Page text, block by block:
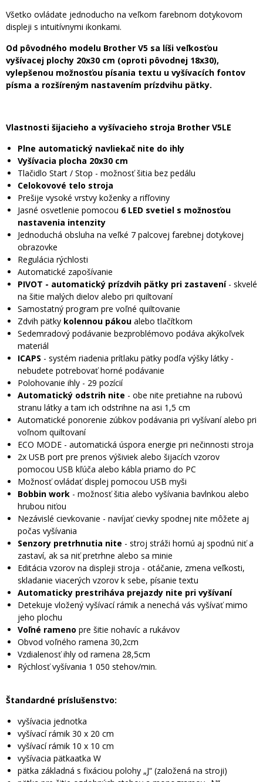
Všetko ovládate jednoducho na veľkom farebnom dotykovom
displeji s intuitívnymi ikonkami.
Od pôvodného modelu Brother V5 sa líši veľkosťou
vyšívacej plochy 20x30 cm (oproti pôvodnej 18x30),
vylepšenou možnosťou písania textu u vyšívacích fontov
písma a rozšíreným nastavením prízdvihu pätky.
Vlastnosti šijacieho a vyšívacieho stroja Brother V5LE
Plne automatický navliekač nite do ihly
Vyšívacia plocha 20x30 cm
Tlačidlo Start / Stop - možnosť šitia bez pedálu
Celokovové telo stroja
Prešije vysoké vrstvy koženky a rifľoviny
Jasné osvetlenie pomocou 6 LED svetiel s možnosťou
nastavenia intenzity
Jednoduchá obsluha na veľké 7 palcovej farebnej dotykovej
obrazovke
Regulácia rýchlosti
Automatické zapošívanie
PIVOT - automatický prízdvih pätky pri zastavení- skvelé
na šitie malých dielov alebo pri quiltovaní
Samostatný program pre voľné quiltovanie
Zdvih pätky kolennou pákou alebo tlačítkom
Sedemradový podávanie bezproblémovo podáva akýkoľvek
materiál
ICAPS - systém riadenia prítlaku pätky podľa výšky látky -
nebudete potrebovať horné podávanie
Polohovanie ihly - 29 pozícií
Automatický odstrih nite - obe nite pretiahne na rubovú
stranu látky a tam ich odstrihne na asi 1,5 cm
Automatické ponorenie zúbkov podávania pri vyšívaní alebo pri
voľnom quiltovaní
ECO MODE - automatická úspora energie pri nečinnosti stroja
2x USB port pre prenos výšiviek alebo šijacích vzorov
pomocou USB kľúča alebo kábla priamo do PC
Možnosť ovládať displej pomocou USB myši
Bobbin work - možnosť šitia alebo vyšívania bavlnkou alebo
hrubou niťou
Nezávislé cievkovanie - navíjať cievky spodnej nite môžete aj
počas vyšívania
Senzory pretrhnutia nite - stroj stráži hornú aj spodnú niť a
zastaví, ak sa niť pretrhne alebo sa minie
Editácia vzorov na displeji stroja - otáčanie, zmena veľkosti,
skladanie viacerých vzorov k sebe, písanie textu
Automaticky prestriháva prejazdy nite pri vyšívaní
Detekuje vložený vyšívací rámik a nenechá vás vyšívať mimo
jeho plochu
Voľné rameno pre šitie nohavíc a rukávov
Obvod voľného ramena 30,2cm
Vzdialenosť ihly od ramena 28,5cm
Rýchlosť vyšívania 1 050 stehov/min.
Štandardné príslušenstvo:
vyšívacia jednotka
vyšívací rámik 30 x 20 cm
vyšívací rámik 10 x 10 cm
vyšívacia pätkaatka W
pätka základná s fixáciou polohy „J“ (založená na stroji)